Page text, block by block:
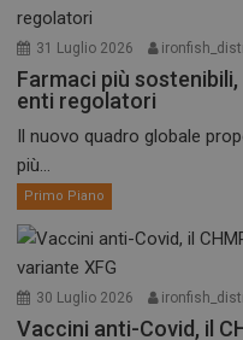
31 Luglio 2026
Farmaci più sostenibili,
enti regolatori
Il nuovo quadro globale
più...
Primo Piano
30 Luglio 2026
Vaccini anti-Covid, il